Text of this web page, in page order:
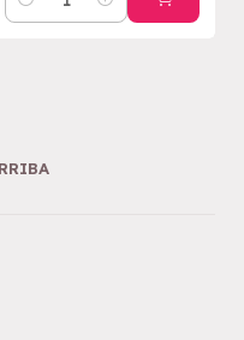
Cantidad